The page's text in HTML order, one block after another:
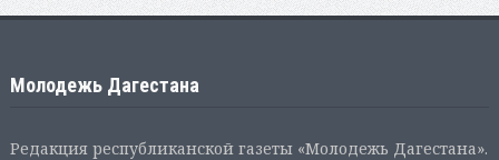
Молодежь Дагестана
Редакция республиканской газеты «Молодежь Дагестана».